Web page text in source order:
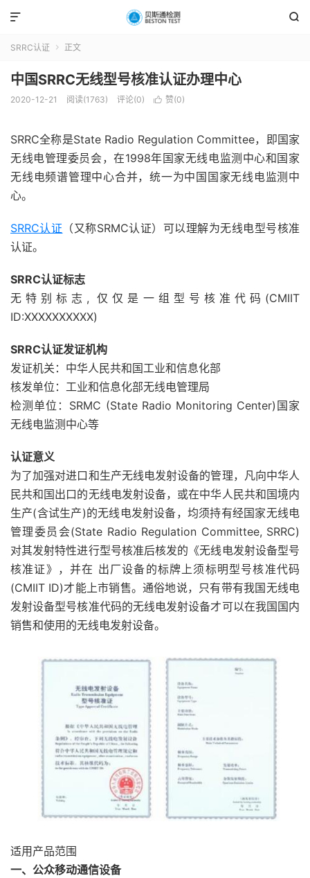


SRRC认证  正文
中国SRRC无线型号核准认证办理中心
2020-12-21 阅读(1763) 评论(0)  赞(0)
SRRC全称是State Radio Regulation Committee，即国家
无线电管理委员会，在1998年国家无线电监测中心和国家
无线电频谱管理中心合并，统一为中国国家无线电监测中
心。
SRRC认证 （又称SRMC认证）可以理解为无线电型号核准
认证。
SRRC认证标志
无特别标志, 仅仅是一组型号核准代码(CMIIT
ID:XXXXXXXXXX)
SRRC认证发证机构
发证机关：中华人民共和国工业和信息化部
核发单位：工业和信息化部无线电管理局
检测单位：SRMC (State Radio Monitoring Center)国家
无线电监测中心等
认证意义
为了加强对进口和生产无线电发射设备的管理，凡向中华人
民共和国出口的无线电发射设备，或在中华人民共和国境内
生产(含试生产)的无线电发射设备，均须持有经国家无线电
管理委员会(State Radio Regulation Committee, SRRC)
对其发射特性进行型号核准后核发的《无线电发射设备型号
核准证》，并在 出厂设备的标牌上须标明型号核准代码
(CMIIT ID)才能上市销售。通俗地说，只有带有我国无线电
发射设备型号核准代码的无线电发射设备才可以在我国国内
销售和使用的无线电发射设备。
适用产品范围
一、公众移动通信设备